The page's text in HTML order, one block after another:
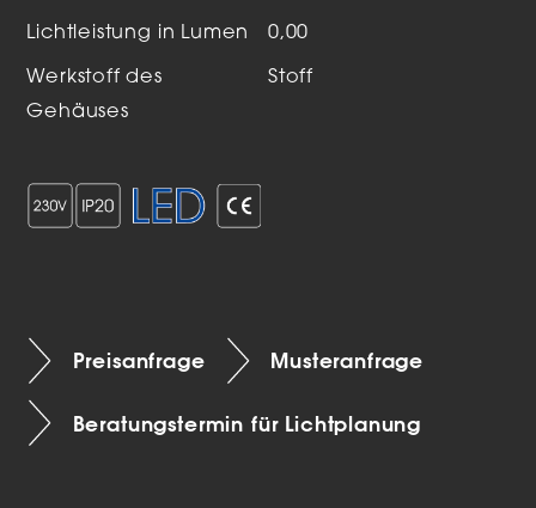
Lichtleistung in Lumen 0,00
Werkstoff des
Gehäuses
Stoff
Preisanfrage Musteranfrage
Beratungstermin für Lichtplanung